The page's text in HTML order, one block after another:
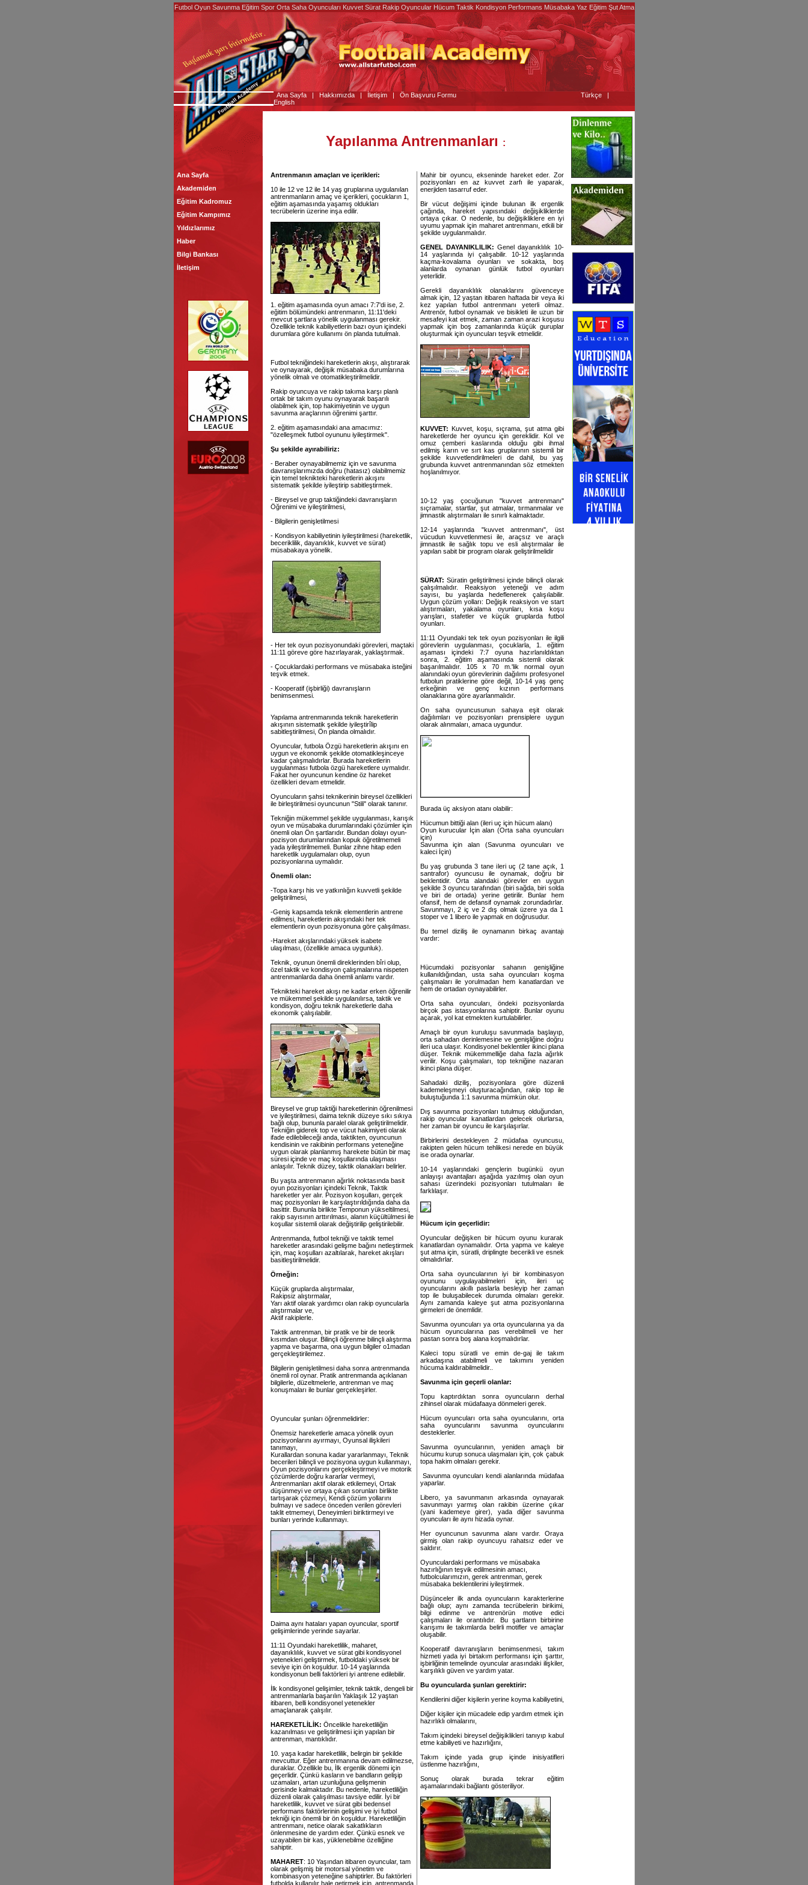
Futbol Oyun Savunma Eğitim Spor Orta Saha Oyuncuları Kuvvet Sürat Rakip Oyuncular Hücum Taktik Kondisyon Performans Müsabaka Yaz Eğitim Şut Atma
Ana Sayfa| Hakkımızda| İletişim| Ön Başvuru Formu Türkçe|
English
Ana Sayfa
Akademiden
Eğitim Kadromuz
Eğitim Kampımız
Yıldızlarımız
Haber
Bilgi Bankası
İletişim
Yapılanma Antrenmanları :
Antrenmanın amaçları ve içerikleri:
10 ile 12 ve 12 ile 14 yaş gruplarına uygulanılan
antrenmanların amaç ve içerikleri, çocukların 1,
eğitim aşamasında yaşamış oldukları
tecrübelerin üzerine inşa edilir.
1. eğitim aşamasında oyun amacı 7:7'di ise, 2.
eğitim bölümündeki antrenmanın, 11:11'deki
mevcut şartlara yönelik uygulanması gerekir.
Özellikle teknik kabiliyetlerin bazı oyun içindeki
durumlara göre kullanımı ön planda tutulmalı.
Futbol tekniğindeki hareketlerin akışı, alıştırarak
ve oynayarak, değişik müsabaka durumlarına
yönelik olmalı ve otomatikleştirilmelidir.
Rakip oyuncuya ve rakip takıma karşı planlı
ortak bir takım oyunu oynayarak başarılı
olabilmek için, top hakimiyetinin ve uygun
savunma araçlarının öğrenimi şarttır.
2. eğitim aşamasındaki ana amacımız:
"özelleşmek futbol oyununu iyileştirmek".
Şu şekilde ayırabiliriz:
- Beraber oynayabilmemiz için ve savunma
davranışlarımızda doğru (hatasız) olabilmemiz
için temel teknikteki hareketlerin akışını
sistematik şekilde iyileştirip sabitleştirmek.
- Bireysel ve grup taktiğindeki davranışların
Öğrenimi ve iyileştirilmesi,
- Bilgilerin genişletilmesi
- Kondisyon kabiliyetinin iyileştirilmesi (hareketlik,
beceriklilik, dayanıklık, kuvvet ve sürat)
müsabakaya yönelik.
- Her tek oyun pozisyonundaki görevleri, maçtaki
11:11 göreve göre hazırlayarak, yaklaştırmak.
- Çocuklardaki performans ve müsabaka isteğini
teşvik etmek.
- Kooperatif (işbirliği) davranışların
benimsenmesi.
Yapılama antrenmanında teknik hareketlerin
akışının sistematik şekilde iyileştirîlip
sabitleştirilmesi, Ön planda olmalıdır.
Oyuncular, futbola Özgü hareketlerin akışını en
uygun ve ekonomik şekilde otomatikleşinceye
kadar çalışmalıdırlar. Burada hareketlerin
uygulanması futbola özgü hareketlere uymalıdır.
Fakat her oyuncunun kendine öz hareket
özellikleri devam etmelidir.
Oyuncuların şahsi teknikerinin bireysel özellikleri
ile birleştirilmesi oyuncunun "Stili" olarak tanınır.
Tekniğin mükemmel şekilde uygulanması, karışık
oyun ve müsabaka durumlarındaki çözümler için
önemli olan Ön şartlarıdır. Bundan dolayı oyun-
pozisyon durumlarından kopuk öğretilmemeli
yada iyileştirilmemeli. Bunlar zihne hitap eden
hareketlik uygulamaları olup, oyun
pozisyonlarına uymalıdır.
Önemli olan:
-Topa karşı his ve yatkınlığın kuvvetli şekilde
geliştirilmesi,
-Geniş kapsamda teknik elementlerin antrene
edilmesi, hareketlerin akışındaki her tek
elementlerin oyun pozisyonuna göre çalışılması.
-Hareket akışlarındaki yüksek isabete
ulaşılması, (özellikle amaca uygunluk).
Teknik, oyunun önemli direklerinden bîri olup,
özel taktik ve kondisyon çalışmalarına nispeten
antrenmanlarda daha önemli anlamı vardır.
Teknikteki hareket akışı ne kadar erken öğrenilir
ve mükemmel şekilde uygulanılırsa, taktik ve
kondisyon, doğru teknik hareketlerle daha
ekonomik çalışılabilir.
Bireysel ve grup taktiği hareketlerinin öğrenilmesi
ve iyileştirilmesi, daima teknik düzeye sıkı sıkıya
bağlı olup, bununla paralel olarak geliştirilmelidir.
Tekniğin giderek top ve vücut hakimiyeti olarak
ifade edilebileceği anda, taktikten, oyuncunun
kendisinin ve rakibinin performans yeteneğine
uygun olarak planlanmış harekete bütün bir maç
süresi içinde ve maç koşullarında ulaşması
anlaşılır. Teknik düzey, taktik olanakları belirler.
Bu yaşta antrenmanın ağırlık noktasında basit
oyun pozisyonları içindeki Teknik, Taktik
hareketler yer alır. Pozisyon koşulları, gerçek
maç pozisyonları ile karşılaştırıldığında daha da
basittir. Bununla birlikte Temponun yükseltilmesi,
rakip sayısının arttırılması, alanın küçültülmesi ile
koşullar sistemli olarak değiştirilip geliştirilebilir.
Antrenmanda, futbol tekniği ve taktik temel
hareketler arasındaki gelişme bağını netleştirmek
için, maç koşulları azaltılarak, hareket akışları
basitleştirilmelidir.
Örneğin:
Küçük gruplarda alıştırmalar,
Rakipsiz alıştırmalar,
Yarı aktif olarak yardımcı olan rakip oyuncularla
alıştırmalar ve,
Aktif rakiplerle.
Taktik antrenman, bir pratik ve bir de teorik
kısımdan oluşur. Bilinçli öğrenme bilinçli alıştırma
yapma ve başarma, ona uygun bilgiler o1madan
gerçekleştirilemez.
Bilgilerin genişletilmesi daha sonra antrenmanda
önemli rol oynar. Pratik antrenmanda açıklanan
bilgilerle, düzeltmelerle, antrenman ve maç
konuşmaları ile bunlar gerçekleşirler.
Oyuncular şunları öğrenmelidirler:
Önemsiz hareketlerle amaca yönelik oyun
pozisyonlarını ayırmayı, Oyunsal ilişkileri
tanımayı,
Kurallardan sonuna kadar yararlanmayı, Teknik
becerileri bilinçli ve pozisyona uygun kullanmayı,
Oyun pozisyonlarını gerçekleştirmeyi ve motorik
çözümlerde doğru kararlar vermeyi,
Antrenmanları aktif olarak etkilemeyi, Ortak
düşünmeyi ve ortaya çıkan sorunları birlikte
tartışarak çözmeyi, Kendi çözüm yollarını
bulmayı ve sadece önceden verilen görevleri
taklit etmemeyi, Deneyimleri biriktirmeyi ve
bunları yerinde kullanmayı.
Daima aynı hataları yapan oyuncular, sportif
gelişimlerinde yerinde sayarlar.
11:11 Oyundaki hareketlilik, maharet,
dayanıklılık, kuvvet ve sürat gibi kondisyonel
yetenekleri geliştirmek, futboldaki yüksek bir
seviye için ön koşuldur. 10-14 yaşlarında
kondisyonun belli faktörleri iyi antrene edilebilir.
İlk kondisyonel gelişimler, teknik taktik, dengeli bir
antrenmanlarla başarılın Yaklaşık 12 yaştan
itibaren, belli kondisyonel yetenekler
amaçlanarak çalışılır.
HAREKETLİLİK: Öncelikle hareketliliğin
kazanılması ve geliştirilmesi için yapılan bir
antrenman, mantıklıdır.
10. yaşa kadar hareketlilik, belirgin bir şekilde
mevcuttur. Eğer antrenmanına devam edilmezse,
duraklar. Özellikle bu, İlk ergenlik dönemi için
geçerlidir. Çünkü kasların ve bandların gelişip
uzamaları, artan uzunluğuna gelişmenin
gerisinde kalmaktadır. Bu nedenle, hareketliliğin
düzenli olarak çalışılması tavsiye edilir. İyi bir
hareketlilik, kuvvet ve sürat gibi bedensel
performans faktörlerinin gelişimi ve iyi futbol
tekniği için önemli bir ön koşuldur. Hareketliliğin
antrenmanı, netice olarak sakatlıkların
önlenmesine de yardım eder. Çünkü esnek ve
uzayabilen bir kas, yüklenebilme özelliğine
sahiptir.
MAHARET: 10 Yaşından itibaren oyuncular, tam
olarak gelişmiş bir motorsal yönetim ve
kombinasyon yeteneğine sahiptirler. Bu faktörleri
futbolda kullanılır hale getirmek için, antrenmanda
Mahir bir oyuncu, ekseninde hareket eder. Zor
pozisyonları en az kuvvet zarfı ile yaparak,
enerjiden tasarruf eder.
Bir vücut değişimi içinde bulunan ilk ergenlik
çağında, hareket yapısındaki değişikliklerde
ortaya çıkar. O nedenle, bu değişikliklere en iyi
uyumu yapmak için maharet antrenmanı, etkili bir
şekilde uygulanmalıdır.
GENEL DAYANIKLILIK: Genel dayanıklılık 10-
14 yaşlarında iyi çalışabilir. 10-12 yaşlarında
kaçma-kovalama oyunları ve sokakta, boş
alanlarda oynanan günlük futbol oyunları
yeterlidir.
Gerekli dayanıklılık olanaklarını güvenceye
almak için, 12 yaştan itibaren haftada bir veya iki
kez yapılan futbol antrenmanı yeterli olmaz.
Antrenör, futbol oynamak ve bisikleti ile uzun bir
mesafeyi kat etmek, zaman zaman arazi koşusu
yapmak için boş zamanlarında küçük guruplar
oluşturmak için oyuncuları teşvik etmelidir.
KUVVET: Kuvvet, koşu, sıçrama, şut atma gibi
hareketlerde her oyuncu için gereklidir. Kol ve
omuz çemberi kaslarında olduğu gibi ihmal
edilmiş karın ve sırt kas gruplarının sistemli bir
şekilde kuvvetlendirilmeleri de dahil, bu yaş
grubunda kuvvet antrenmanından söz etmekten
hoşlanılmıyor.
10-12 yaş çocuğunun "kuvvet antrenmanı"
sıçramalar, startlar, şut atmalar, tırmanmalar ve
jimnastik alıştırmaları ile sınırlı kalmaktadır.
12-14 yaşlarında "kuvvet antrenmanı", üst
vücudun kuvvetlenmesi ile, araçsız ve araçlı
jimnastik ile sağlık topu ve esli alıştırmalar ile
yapılan sabit bir program olarak geliştirilmelidir
SÜRAT: Süratin geliştirilmesi içinde bilinçli olarak
çalışılmalıdır. Reaksiyon yeteneği ve adım
sayısı, bu yaşlarda hedeflenerek çalışılabilir.
Uygun çözüm yolları: Değişik reaksiyon ve start
alıştırmaları, yakalama oyunları, kısa koşu
yarışları, stafetler ve küçük gruplarda futbol
oyunları.
11:11 Oyundaki tek tek oyun pozisyonları ile ilgili
görevlerin uygulanması, çocuklarla, 1. eğitim
aşaması içindeki 7:7 oyuna hazırlanıldıktan
sonra, 2. eğitim aşamasında sistemli olarak
başarılmalıdır. 105 x 70 m.'lik normal oyun
alanındaki oyun görevlerinin dağılımı profesyonel
futbolun pratiklerine göre değil, 10-14 yaş genç
erkeğinin ve genç kızının performans
olanaklarına göre ayarlanmalıdır.
On saha oyuncusunun sahaya eşit olarak
dağılımları ve pozisyonları prensiplere uygun
olarak alınmaları, amaca uygundur.
Burada üç aksiyon atanı olabilir:
Hücumun bittiği alan (ileri uç için hücum alanı)
Oyun kurucular İçin alan (Orta saha oyuncuları
için)
Savunma için alan (Savunma oyuncuları ve
kaleci İçin)
Bu yaş grubunda 3 tane ileri uç (2 tane açık, 1
santrafor) oyuncusu ile oynamak, doğru bir
beklentidir. Orta alandaki görevler en uygun
şekilde 3 oyuncu tarafından (biri sağda, biri solda
ve biri de ortada) yerine getirilir. Bunlar hem
ofansif, hem de defansif oynamak zorundadırlar.
Savunmayı, 2 iç ve 2 dış olmak üzere ya da 1
stoper ve 1 libero ile yapmak en doğrusudur.
Bu temel diziliş ile oynamanın birkaç avantajı
vardır:
Hücumdaki pozisyonlar sahanın genişliğine
kullanıldığından, usta saha oyuncuları koşma
çalışmaları ile yorulmadan hem kanatlardan ve
hem de ortadan oynayabilirler.
Orta saha oyuncuları, öndeki pozisyonlarda
birçok pas istasyonlarına sahiptir. Bunlar oyunu
açarak, yol kat etmekten kurtulabilirler.
Amaçlı bir oyun kuruluşu savunmada başlayıp,
orta sahadan derinlemesine ve genişliğine doğru
ileri uca ulaşır. Kondisyonel beklentiler ikinci plana
düşer. Teknik mükemmelliğe daha fazla ağırlık
verilir. Koşu çalışmaları, top tekniğine nazaran
ikinci plana düşer.
Sahadaki diziliş, pozisyonlara göre düzenli
kademeleşmeyi oluşturacağından, rakip top ile
buluştuğunda 1:1 savunma mümkün olur.
Dış savunma pozisyonları tutulmuş olduğundan,
rakip oyuncular kanatlardan gelecek olurlarsa,
her zaman bir oyuncu ile karşılaşırlar.
Birbirlerini destekleyen 2 müdafaa oyuncusu,
rakipten gelen hücum tehlikesi nerede en büyük
ise orada oynarlar.
10-14 yaşlarındaki gençlerin bugünkü oyun
anlayışı avantajları aşağıda yazılmış olan oyun
sahası üzerindeki pozisyonları tutulmaları ile
farklılaşır.
Hücum için geçerlidir:
Oyuncular değişken bir hücum oyunu kurarak
kanatlardan oynamalıdır. Orta yapma ve kaleye
şut atma için, süratli, driplingte becerikli ve esnek
olmalıdırlar.
Orta saha oyuncularının iyi bir kombinasyon
oyununu uygulayabilmeleri için, ileri uç
oyuncularını akıllı paslarla besleyip her zaman
top ile buluşabilecek durumda olmaları gerekir.
Aynı zamanda kaleye şut atma pozisyonlarına
girmeleri de önemlidir.
Savunma oyuncuları ya orta oyuncularına ya da
hücum oyuncularına pas verebilmeli ve her
pastan sonra boş alana koşmalıdırlar.
Kaleci topu süratli ve emin de-gaj ile takım
arkadaşına atabilmeli ve takımını yeniden
hücuma kaldırabilmelidir..
Savunma için geçerli olanlar:
Topu kaptırdıktan sonra oyuncuların derhal
zihinsel olarak müdafaaya dönmeleri gerek.
Hücum oyuncuları orta saha oyuncularını, orta
saha oyuncularını savunma oyuncularını
desteklerler.
Savunma oyuncularının, yeniden amaçlı bir
hücumu kurup sonuca ulaşmaları için, çok çabuk
topa hakim olmaları gerekir.
Savunma oyuncuları kendi alanlarında müdafaa
yaparlar.
Libero, ya savunmanın arkasında oynayarak
savunmayı yarmış olan rakibin üzerine çıkar
(yani kademeye girer), yada diğer savunma
oyuncuları ile aynı hizada oynar.
Her oyuncunun savunma alanı vardır. Oraya
girmiş olan rakip oyuncuyu rahatsız eder ve
saldırır.
Oyunculardaki performans ve müsabaka
hazırlığının teşvik edilmesinin amacı,
futbolcularımızın, gerek antrenman, gerek
müsabaka beklentilerini iyileştirmek.
Düşünceler ilk anda oyuncuların karakterlerine
bağlı olup; aynı zamanda tecrübelerin birikimi,
bilgi edinme ve antrenörün motive edici
çalışmaları ile orantılıdır. Bu şartların birbirine
karışımı ile takımlarda belirli motifler ve amaçlar
oluşabilir.
Kooperatif davranışların benimsenmesi, takım
hizmeti yada iyi birtakım performansı için şarttır,
işbirliğinin temelinde oyuncular arasındaki ilişkiler,
karşılıklı güven ve yardım yatar.
Bu oyuncularda şunları gerektirir:
Kendilerini diğer kişilerin yerine koyma kabiliyetini,
Diğer kişiler için mücadele edip yardım etmek için
hazırlıklı olmalarını,
Takım içindeki bireysel değişiklikleri tanıyıp kabul
etme kabiliyeti ve hazırlığını,
Takım içinde yada grup içinde inisiyatifleri
üstlenme hazırlığını,
Sonuç olarak burada tekrar eğitim
aşamalarındaki bağlantı gösteriliyor.